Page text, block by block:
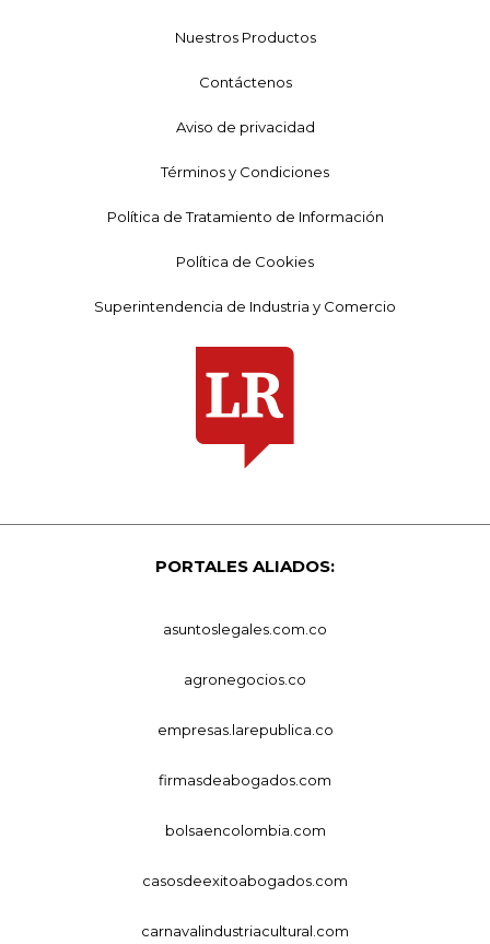
Nuestros Productos
Contáctenos
Aviso de privacidad
Términos y Condiciones
Política de Tratamiento de Información
Política de Cookies
Superintendencia de Industria y Comercio
PORTALES ALIADOS:
asuntoslegales.com.co
agronegocios.co
empresas.larepublica.co
firmasdeabogados.com
bolsaencolombia.com
casosdeexitoabogados.com
carnavalindustriacultural.com